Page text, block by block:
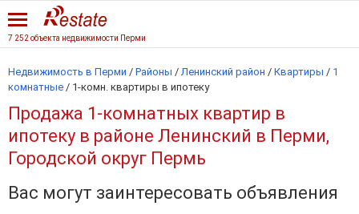
7 252 объекта недвижимости Перми
Недвижимость в Перми / Районы / Ленинский район / Квартиры / 1
комнатные / 1-комн. квартиры в ипотеку
Продажа 1-комнатных квартир в
ипотеку в районе Ленинский в Перми,
Городской округ Пермь
Вас могут заинтересовать объявления